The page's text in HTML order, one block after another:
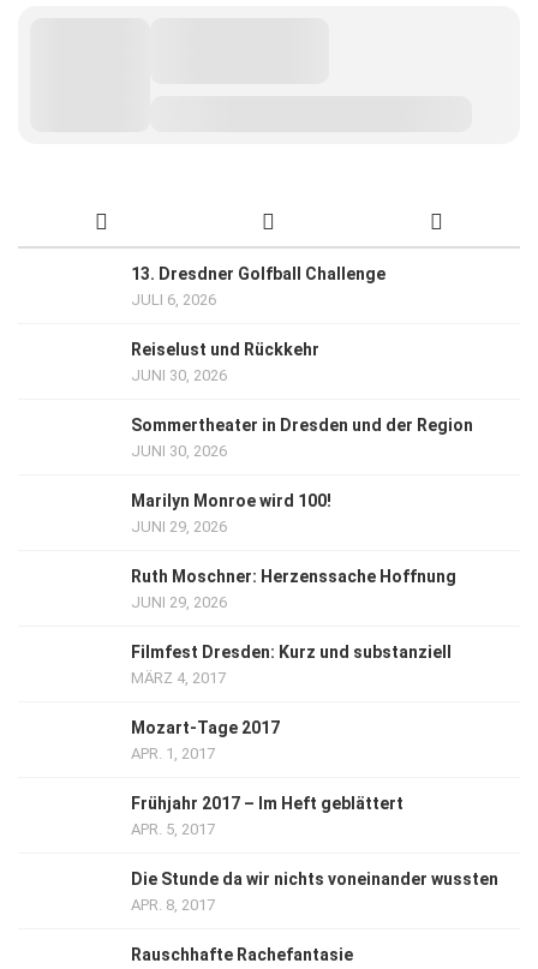
13. Dresdner Golfball Challenge
JULI 6, 2026
Reiselust und Rückkehr
JUNI 30, 2026
Sommertheater in Dresden und der Region
JUNI 30, 2026
Marilyn Monroe wird 100!
JUNI 29, 2026
Ruth Moschner: Herzenssache Hoffnung
JUNI 29, 2026
Filmfest Dresden: Kurz und substanziell
MÄRZ 4, 2017
Mozart-Tage 2017
APR. 1, 2017
Frühjahr 2017 – Im Heft geblättert
APR. 5, 2017
Die Stunde da wir nichts voneinander wussten
APR. 8, 2017
Rauschhafte Rachefantasie